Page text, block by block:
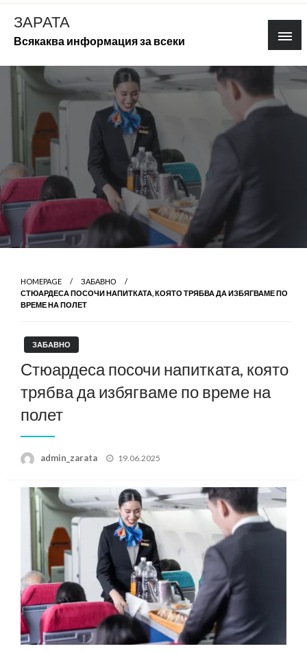
Skip
content
ЗАРАТА
Всякаква информация за всеки
HOMEPAGE
ЗАБАВНО
СТЮАРДЕСА ПОСОЧИ НАПИТКАТА, КОЯТО ТРЯБВА ДА ИЗБЯГВАМЕ ПО
ВРЕМЕ НА ПОЛЕТ
ЗАБАВНО
Стюардеса посочи напитката, която
трябва да избягваме по време на
полет
admin_zarata
Posted
19.06.2025